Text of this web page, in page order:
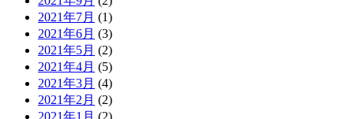
2021年7月 (1)
2021年6月 (3)
2021年5月 (2)
2021年4月 (5)
2021年3月 (4)
2021年2月 (2)